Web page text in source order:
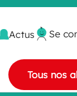
Actus Se
Tous nos